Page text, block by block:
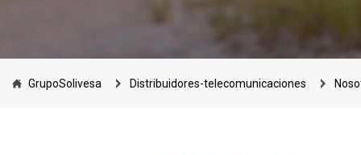
GrupoSolivesa distribuidores-telecomunicaciones